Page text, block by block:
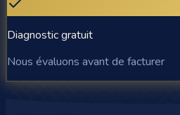
Diagnostic gratuit
Nous évaluons avant de facturer